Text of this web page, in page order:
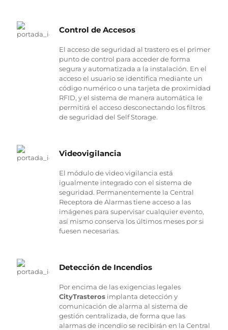
Control de Accesos
El acceso de seguridad al trastero es el primer
punto de control para acceder de forma
segura y automatizada a la instalación. En el
acceso el usuario se identifica mediante un
código numérico o una tarjeta de proximidad
RFID, y el sistema de manera automática le
permitirá el acceso desconectando los filtros
de seguridad del Self Storage.
Videovigilancia
El módulo de video vigilancia está
igualmente integrado con el sistema de
seguridad. Permanentemente la Central
Receptora de Alarmas tiene acceso a las
imágenes para supervisar cualquier evento,
así mismo conserva los últimos meses por si
fuesen necesarias.
Detección de Incendios
Por encima de las exigencias legales
CityTrasteros implanta detección y
comunicación de alarma al sistema de
gestión centralizada, de forma que las
alarmas de incendio se recibirán en la Central